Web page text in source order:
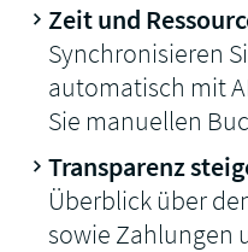
Zeit und
Synchronisieren
automatisch mit
Sie manuellen
Transparenz
Überblick über
sowie Zahlungen